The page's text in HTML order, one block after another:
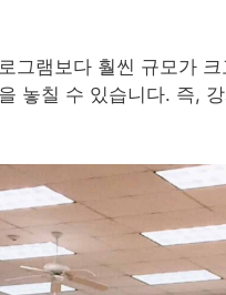
그램보다 훨씬 규모가
놓칠 수 있습니다. 즉,